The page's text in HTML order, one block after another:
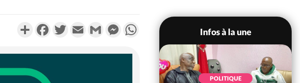
PartagerFacebookTwitterEmail Gmail MessengerWhatsApp
Infos à la une
POLITIQUE